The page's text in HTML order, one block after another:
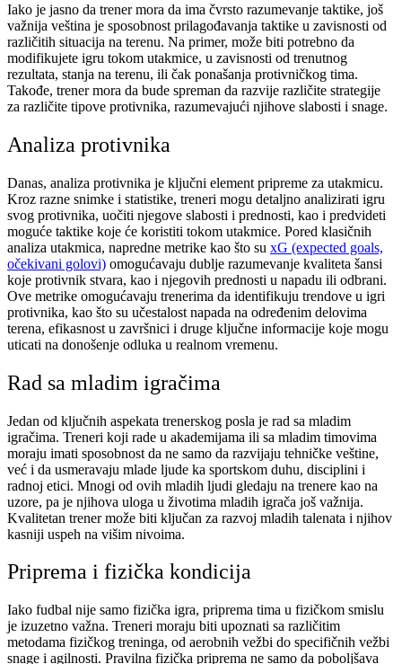
Iako je jasno da trener mora da ima čvrsto razumevanje taktike, još
važnija veština je sposobnost prilagođavanja taktike u zavisnosti od
različitih situacija na terenu. Na primer, može biti potrebno da
modifikujete igru tokom utakmice, u zavisnosti od trenutnog
rezultata, stanja na terenu, ili čak ponašanja protivničkog tima.
Takođe, trener mora da bude spreman da razvije različite strategije
za različite tipove protivnika, razumevajući njihove slabosti i snage.
Analiza protivnika
Danas, analiza protivnika je ključni element pripreme za utakmicu.
Kroz razne snimke i statistike, treneri mogu detaljno analizirati igru
svog protivnika, uočiti njegove slabosti i prednosti, kao i predvideti
moguće taktike koje će koristiti tokom utakmice. Pored klasičnih
analiza utakmica, napredne metrike kao što su xG (expected goals,
očekivani golovi) omogućavaju dublje razumevanje kvaliteta šansi
koje protivnik stvara, kao i njegovih prednosti u napadu ili odbrani.
Ove metrike omogućavaju trenerima da identifikuju trendove u igri
protivnika, kao što su učestalost napada na određenim delovima
terena, efikasnost u završnici i druge ključne informacije koje mogu
uticati na donošenje odluka u realnom vremenu.
Rad sa mladim igračima
Jedan od ključnih aspekata trenerskog posla je rad sa mladim
igračima. Treneri koji rade u akademijama ili sa mladim timovima
moraju imati sposobnost da ne samo da razvijaju tehničke veštine,
već i da usmeravaju mlade ljude ka sportskom duhu, disciplini i
radnoj etici. Mnogi od ovih mladih ljudi gledaju na trenere kao na
uzore, pa je njihova uloga u životima mladih igrača još važnija.
Kvalitetan trener može biti ključan za razvoj mladih talenata i njihov
kasniji uspeh na višim nivoima.
Priprema i fizička kondicija
Iako fudbal nije samo fizička igra, priprema tima u fizičkom smislu
je izuzetno važna. Treneri moraju biti upoznati sa različitim
metodama fizičkog treninga, od aerobnih vežbi do specifičnih vežbi
snage i agilnosti. Pravilna fizička priprema ne samo da poboljšava